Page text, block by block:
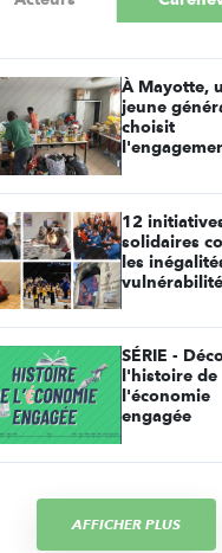
À Mayotte,
jeune
choisit
12
solidaires
les
SÉRIE -
l'histoire de
l'économie
engagée
AFFICHER PLUS